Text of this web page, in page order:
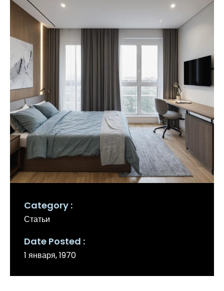
Category
Статьи
Date Posted
1 января, 1970